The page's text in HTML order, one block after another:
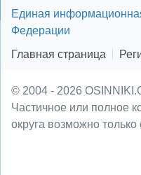
Единая
Федерации
Главная страница
© 2004 - 2026
Частичное или полное
округа возможно